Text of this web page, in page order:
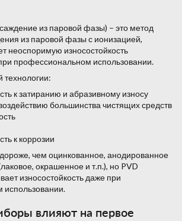
из паровой фазы) – это метод
из паровой фазы с ионизацией,
неоспоримую износостойкость
профессиональном использовании.
технологии:
к затиранию и абразивному износу
большинства чистящих средств
к коррозии
чем оцинкованное, анодированное
окрашенное и т.п.), но PVD
износостойкость даже при
влияют на первое